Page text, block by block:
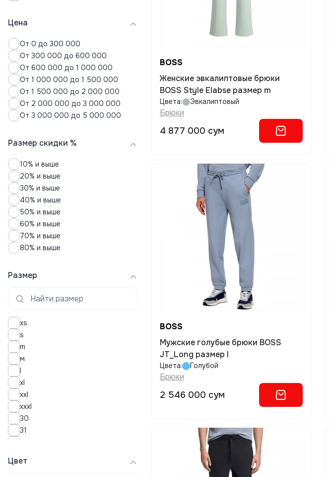
Хиджабы
Худи
Шорты
Юбки
SPYDER
UNDER ARMOUR
Цена
От 0 до 300 000
От 300 000 до 600 000
От 600 000 до 1 000 000
От 1 000 000 до 1 500 000
От 1 500 000 до 2 000 000
От 2 000 000 до 3 000 000
От 3 000 000 до 5 000 000
Размер скидки %
10% и выше
20% и выше
30% и выше
40% и выше
50% и выше
60% и выше
70% и выше
80% и выше
Размер
xs
s
m
м
l
xl
xxl
xxxl
30
31
34
Цвет
BOSS
Женские эвкалиптовые брюки
BOSS Style Elabse размер m
Цвета: Эвкалиптовый
Брюки
4 877 000 сум
BOSS
Мужские голубые брюки BOSS
JT_Long размер l
Цвета: Голубой
Брюки
2 546 000 сум